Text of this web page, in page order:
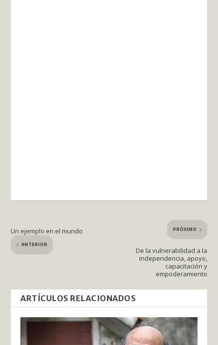
Un ejemplo en el mundo
ANTERIOR
PRÓXIMO
De la vulnerabilidad a la
independencia, apoyo,
capacitación y
empoderamiento
ARTÍCULOS RELACIONADOS